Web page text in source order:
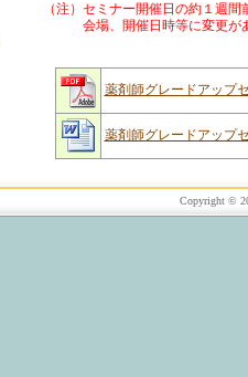
（注）セミナー開催日の約１週
会場、開催日時等に変更があ
薬剤師グレードアップ
薬剤師グレードアップ
Copyright ©